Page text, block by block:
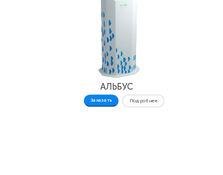
АЛЬБУС
Заказать Подробнее